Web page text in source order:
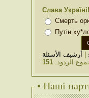
Слава
Смерть
Путін
أرشيف الأسئلة
الردود:151
• Наші